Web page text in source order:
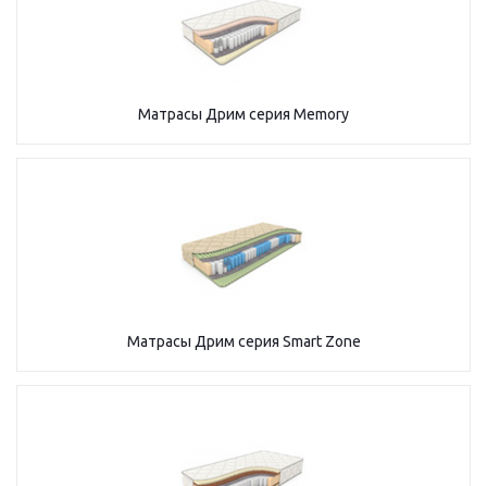
Матрасы Дрим серия Memory
Матрасы Дрим серия Smart Zone